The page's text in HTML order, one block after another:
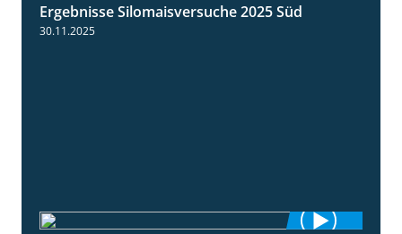
Ergebnisse Silomaisversuche 2025 Süd
30.11.2025